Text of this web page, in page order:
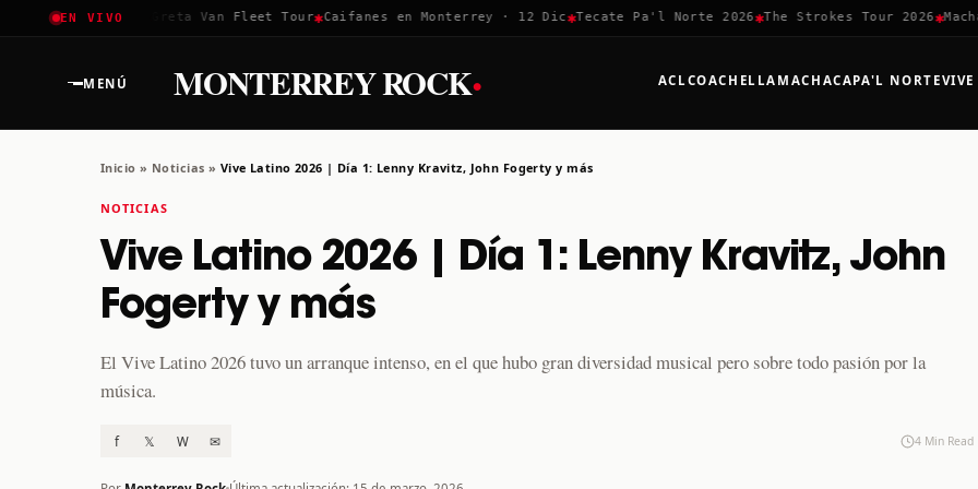
EN VIVO
2026✱Greta Van Fleet Tour✱ Caifanes en Monterrey · 12 Dic ✱Tecate Pa'l Norte 2026✱ The Strokes Tour 2026✱Machaca
MENÚ MONTERREY ROCK· ACLCOACHELLA MACHACAPA'L NORTE
Inicio » Noticias » Vive Latino 2026 | Día 1: Lenny Kravitz, John Fogerty y más
NOTICIAS
Vive Latino 2026 | Día 1: Lenny Kravitz, John
Fogerty y más
El Vive Latino 2026 tuvo un arranque intenso, en el que hubo gran diversidad musical pero sobre todo pasión por la
música.
f 𝕏 W ✉ 4 Min Read